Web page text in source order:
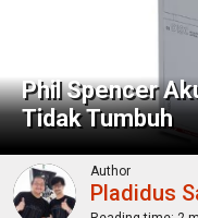
Phil Spencer
Tidak Tumbuh
Author
Pladidus